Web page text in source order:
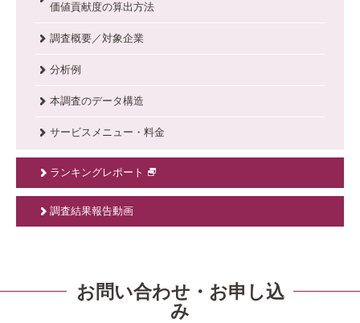
価値貢献度の算出方法
調査概要／対象企業
分析例
本調査のデータ構造
サービスメニュー・料金
ランキングレポート
調査結果報告動画
お問い合わせ・お申し込
み